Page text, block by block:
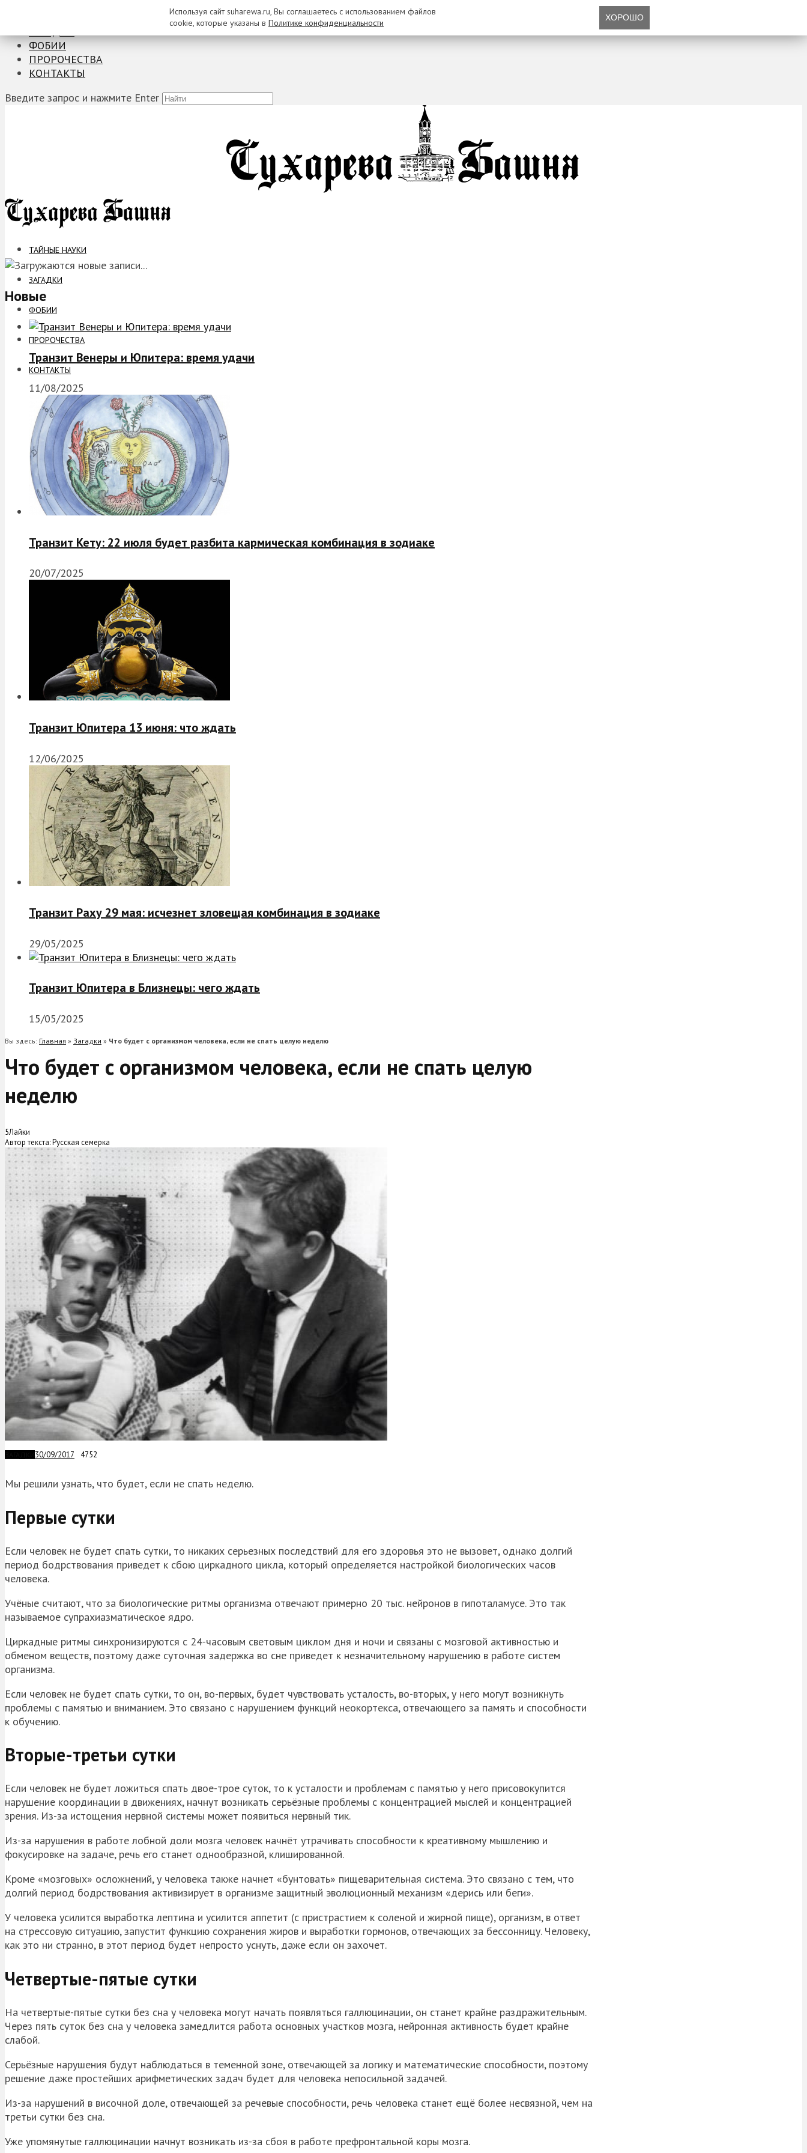
ФОБИИ
ПРОРОЧЕСТВА
КОНТАКТЫ
Введите запрос и нажмите Enter
ТАЙНЫЕ НАУКИ
ЗАГАДКИ
ФОБИИ
ПРОРОЧЕСТВА
КОНТАКТЫ
Новые
Транзит Венеры и Юпитера: время удачи
11/08/2025
Транзит Кету: 22 июля будет разбита кармическая комбинация в зодиаке
20/07/2025
Транзит Юпитера 13 июня: что ждать
12/06/2025
Транзит Раху 29 мая: исчезнет зловещая комбинация в зодиаке
29/05/2025
Транзит Юпитера в Близнецы: чего ждать
15/05/2025
Вы здесь: Главная » Загадки » Что будет с организмом человека, если не спать целую неделю
Что будет с организмом человека, если не спать целую
неделю
5Лайки
Автор текста: Русская семерка
30/09/2017 4752
Мы решили узнать, что будет, если не спать неделю.
Первые сутки
Если человек не будет спать сутки, то никаких серьезных последствий для его здоровья это не вызовет, однако долгий
период бодрствования приведет к сбою циркадного цикла, который определяется настройкой биологических часов
человека.
Учёные считают, что за биологические ритмы организма отвечают примерно 20 тыс. нейронов в гипоталамусе. Это так
называемое супрахиазматическое ядро.
Циркадные ритмы синхронизируются с 24-часовым световым циклом дня и ночи и связаны с мозговой активностью и
обменом веществ, поэтому даже суточная задержка во сне приведет к незначительному нарушению в работе систем
организма.
Если человек не будет спать сутки, то он, во-первых, будет чувствовать усталость, во-вторых, у него могут возникнуть
проблемы с памятью и вниманием. Это связано с нарушением функций неокортекса, отвечающего за память и способности
к обучению.
Вторые-третьи сутки
Если человек не будет ложиться спать двое-трое суток, то к усталости и проблемам с памятью у него присовокупится
нарушение координации в движениях, начнут возникать серьёзные проблемы с концентрацией мыслей и концентрацией
зрения. Из-за истощения нервной системы может появиться нервный тик.
Из-за нарушения в работе лобной доли мозга человек начнёт утрачивать способности к креативному мышлению и
фокусировке на задаче, речь его станет однообразной, клишированной.
Кроме «мозговых» осложнений, у человека также начнет «бунтовать» пищеварительная система. Это связано с тем, что
долгий период бодрствования активизирует в организме защитный эволюционный механизм «дерись или беги».
У человека усилится выработка лептина и усилится аппетит (с пристрастием к соленой и жирной пище), организм, в ответ
на стрессовую ситуацию, запустит функцию сохранения жиров и выработки гормонов, отвечающих за бессонницу. Человеку,
как это ни странно, в этот период будет непросто уснуть, даже если он захочет.
Четвертые-пятые сутки
На четвертые-пятые сутки без сна у человека могут начать появляться галлюцинации, он станет крайне раздражительным.
Через пять суток без сна у человека замедлится работа основных участков мозга, нейронная активность будет крайне
слабой.
Серьёзные нарушения будут наблюдаться в теменной зоне, отвечающей за логику и математические способности, поэтому
решение даже простейших арифметических задач будет для человека непосильной задачей.
Из-за нарушений в височной доле, отвечающей за речевые способности, речь человека станет ещё более несвязной, чем на
третьи сутки без сна.
Уже упомянутые галлюцинации начнут возникать из-за сбоя в работе префронтальной коры мозга.
Используя сайт suharewa.ru, Вы соглашаетесь с использованием файлов
cookie, которые указаны в Политике конфиденциальности ХОРОШО